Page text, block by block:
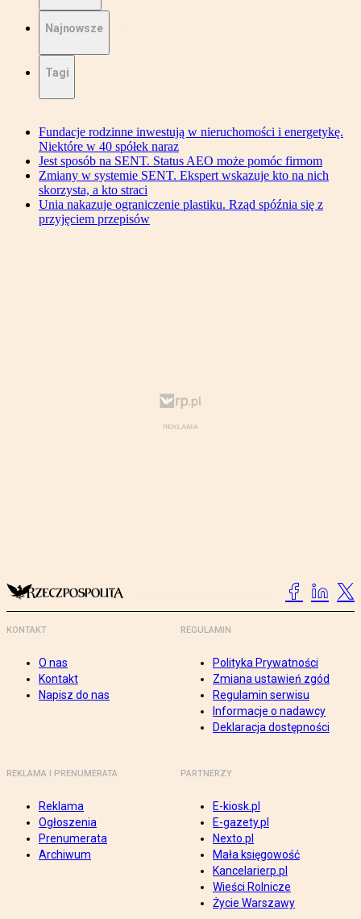
Najnowsze
Tagi
Fundacje rodzinne inwestują w nieruchomości i energetykę.
Niektóre w 40 spółek naraz
Jest sposób na SENT. Status AEO może pomóc firmom
Zmiany w systemie SENT. Ekspert wskazuje kto na nich
skorzysta, a kto straci
Unia nakazuje ograniczenie plastiku. Rząd spóźnia się z
przyjęciem przepisów
KONTAKT
O nas
Kontakt
Napisz do nas
REGULAMIN
Polityka Prywatności
Zmiana ustawień zgód
Regulamin serwisu
Informacje o nadawcy
Deklaracja dostępności
REKLAMA I PRENUMERATA
Reklama
Ogłoszenia
Prenumerata
Archiwum
PARTNERZY
E-kiosk.pl
E-gazety.pl
Nexto.pl
Mała księgowość
Kancelarierp.pl
Wieści Rolnicze
Życie Warszawy